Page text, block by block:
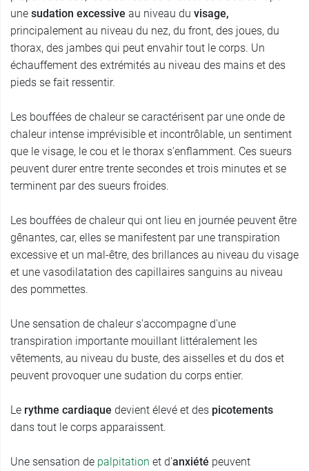
une sudation excessive au niveau du visage,
principalement au niveau du nez, du front, des joues, du
thorax, des jambes qui peut envahir tout le corps. Un
échauffement des extrémités au niveau des mains et des
pieds se fait ressentir.
Les bouffées de chaleur se caractérisent par une onde de
chaleur intense imprévisible et incontrôlable, un sentiment
que le visage, le cou et le thorax s'enflamment. Ces sueurs
peuvent durer entre trente secondes et trois minutes et se
terminent par des sueurs froides.
Les bouffées de chaleur qui ont lieu en journée peuvent être
gênantes, car, elles se manifestent par une transpiration
excessive et un mal-être, des brillances au niveau du visage
et une vasodilatation des capillaires sanguins au niveau
des pommettes.
Une sensation de chaleur s'accompagne d'une
transpiration importante mouillant littéralement les
vêtements, au niveau du buste, des aisselles et du dos et
peuvent provoquer une sudation du corps entier.
Le rythme cardiaque devient élevé et des picotements
dans tout le corps apparaissent.
Une sensation de palpitation et d'anxiété peuvent